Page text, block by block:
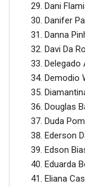
Dani
Danifer
Danna
Davi Da
Delegado
Demodio
Douglas
Duda
Ederson
Edson
Eduarda
Eliana